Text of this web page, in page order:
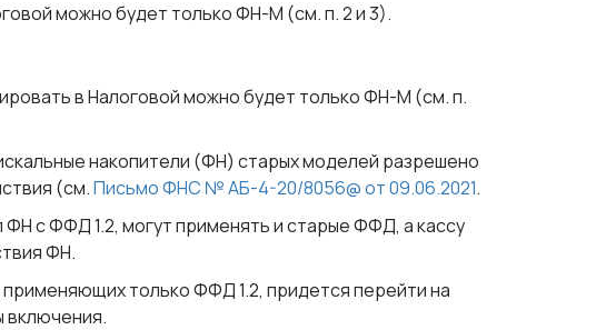
можно будет только ФН-М (см. п. 2 и 3).
в Налоговой можно будет только ФН-М (см. п.
накопители (ФН) старых моделей разрешено
(см.Письмо ФНС № АБ-4-20/8056@ от 09.06.2021.
ФН с ФФД 1.2, могут применять и старые ФФД, а кассу
ФН.
только ФФД 1.2, придется перейти на
включения.